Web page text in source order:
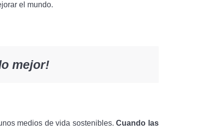
el mundo.
mejor!
medios de vida sostenibles.Cuando las